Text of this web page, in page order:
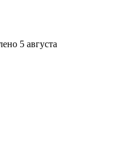
5 августа